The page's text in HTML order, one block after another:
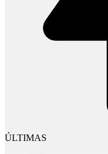
ÚLTIMAS